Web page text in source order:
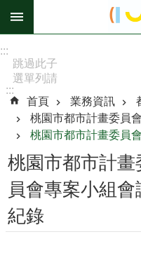
跳到主要內容區塊
階
搜
尋
訊
息
公
告
:::
跳過此子
選單列請
[Enter]，
繼續則按
[Tab]
:::
首頁
業務資訊
桃園市都市計畫委員會
桃園市都市計畫委員
桃園市都市計畫
員會專案小組會
紀錄